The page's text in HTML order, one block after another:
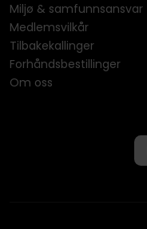
Miljø & samfunnsansvar
Medlemsvilkår
Tilbakekallinger
Forhåndsbestillinger
Om oss